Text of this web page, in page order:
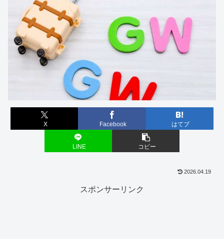
X Facebook はてブ
LINE コピー
2026.04.19
スポンサーリンク